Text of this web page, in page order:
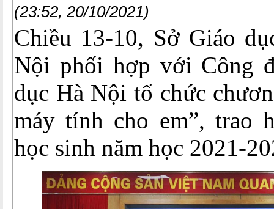
(23:52, 20/10/2021)
Chiều 13-10, Sở Giáo
Nội phối hợp với Công
dục Hà Nội tổ chức
máy tính cho em”, trao
học sinh năm học 2021-